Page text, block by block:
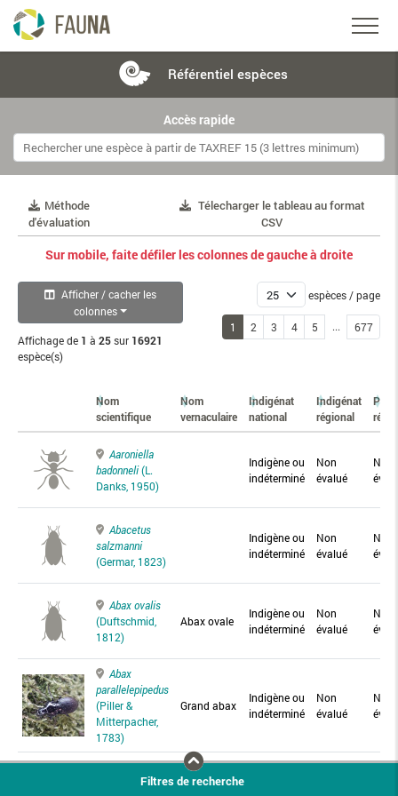
Référentiel espèces
Accès rapide
Méthode
d'évaluation
Télecharger le tableau au format
CSV
Sur mobile, faite défiler les colonnes de gauche à droite
Afficher / cacher les
colonnes
Affichage de 1 à 25sur 16921
espèce(s)
espèces / page
1 2 3 4 5 ... 677
Nom
scientifique
Nom
vernaculaire
Indigénat
national
Indigénat
régional
Aaroniella
badonneli(L.
Danks, 1950)
Indigène ou
indéterminé
Non
évalué
Non
Abacetus
salzmanni
(Germar, 1823)
Indigène ou
indéterminé
Non
évalué
Non
Abax ovalis
(Duftschmid,
1812)
Abax ovale
Indigène ou
indéterminé
Non
évalué
Non
Abax
parallelepipedus
(Piller &
Mitterpacher,
1783)
Grand abax
Indigène ou
indéterminé
Non
évalué
Non
Abax
Abax
Filtres de recherche